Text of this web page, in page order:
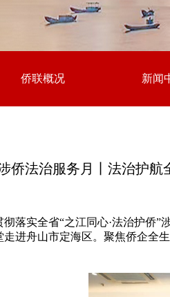
侨联概况 新闻
侨法治服务月丨法治护航
落实全省“之江同心·法治护侨
走进舟山市定海区。聚焦侨企全